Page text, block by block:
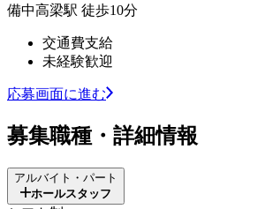
備中高梁駅 徒歩10分
交通費支給
未経験歓迎
応募画面に進む
募集職種・詳細情報
アルバイト・パート
ホールスタッフ